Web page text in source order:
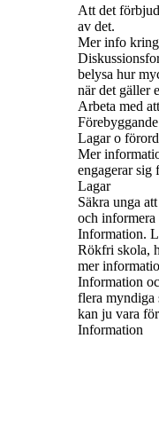
Att det
av det.
Mer info
belysa hur
när det gäller
Arbeta med
Lagar o
Mer
engagerar
Lagar
Säkra unga
och informera
Information.
Rökfri skola,
mer
Information
flera myndiga
kan ju vara
Information